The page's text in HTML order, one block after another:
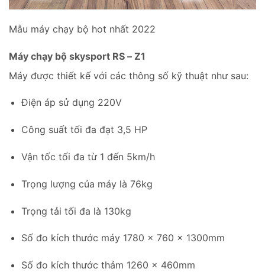
Mẫu máy chạy bộ hot nhất 2022
Máy chạy bộ skysport RS – Z1
Máy được thiết kế với các thông số kỹ thuật như sau:
Điện áp sử dụng 220V
Công suất tối đa đạt 3,5 HP
Vận tốc tối đa từ 1 đến 5km/h
Trọng lượng của máy là 76kg
Trọng tải tối đa là 130kg
Số đo kích thước máy 1780 x 760 x 1300mm
Số đo kích thước thảm 1260 x 460mm